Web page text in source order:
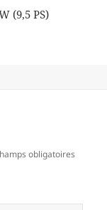
(9,5 PS)
obligatoires